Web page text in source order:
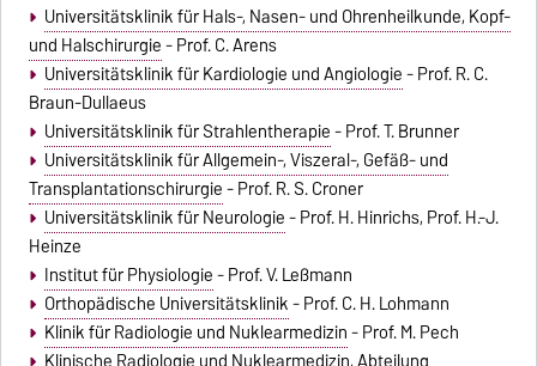
Universitätsklinik für Hals-, Nasen- und Ohrenheilkunde, Kopf-
und Halschirurgie- Prof. C. Arens
Universitätsklinik für Kardiologie und Angiologie- Prof. R. C.
Braun-Dullaeus
Universitätsklinik für Strahlentherapie- Prof. T. Brunner
Universitätsklinik für Allgemein-, Viszeral-, Gefäß- und
Transplantationschirurgie- Prof. R. S. Croner
Universitätsklinik für Neurologie- Prof. H. Hinrichs, Prof. H.-J.
Heinze
Institut für Physiologie- Prof. V. Leßmann
Orthopädische Universitätsklinik- Prof. C. H. Lohmann
Klinik für Radiologie und Nuklearmedizin- Prof. M. Pech